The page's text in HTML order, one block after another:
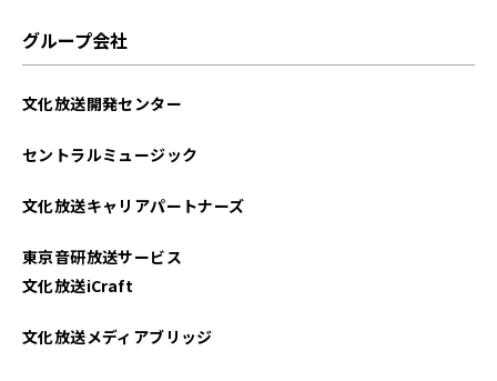
グループ会社
文化放送開発センター
セントラルミュージック
文化放送キャリアパートナーズ
東京音研放送サービス
文化放送iCraft
文化放送メディアブリッジ